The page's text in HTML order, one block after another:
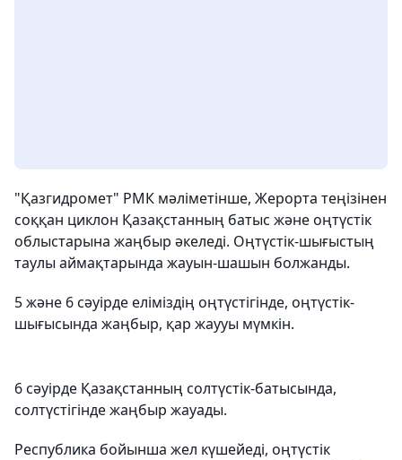
"Қазгидромет" РМК мәліметінше, Жерорта теңізінен
соққан циклон Қазақстанның батыс және оңтүстік
облыстарына жаңбыр әкеледі. Оңтүстік-шығыстың
таулы аймақтарында жауын-шашын болжанды.
5 және 6 сәуірде еліміздің оңтүстігінде, оңтүстік-
шығысында жаңбыр, қар жаууы мүмкін.
6 сәуірде Қазақстанның солтүстік-батысында,
солтүстігінде жаңбыр жауады.
Республика бойынша жел күшейеді, оңтүстік